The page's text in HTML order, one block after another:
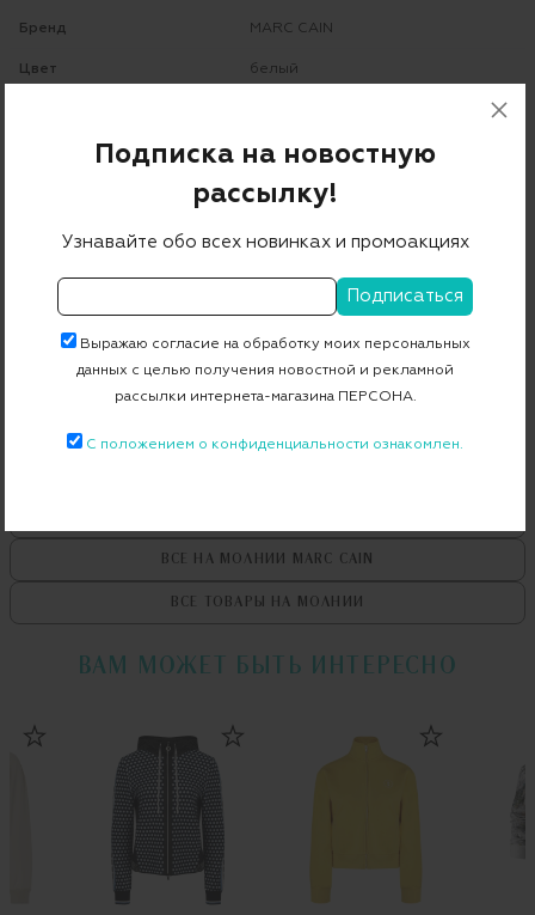
Бренд MARC CAIN
Цвет белый
Страна дизайна
Португалия
Бесплатная примерка в пункте выдачи
Примерка при доставке торговым представителем
ВСЕ НА МОЛНИИ MARC CAIN
ВСЕ ТОВАРЫ НА МОЛНИИ
ВАМ МОЖЕТ БЫТЬ ИНТЕРЕСНО
Подписка на новостную
рассылку!
Узнавайте обо всех новинках и промоакциях
Выражаю согласие на обработку моих персональных
данных с целью получения новостной и рекламной
рассылки интернета-магазина ПЕРСОНА.
С положением о конфиденциальности ознакомлен.